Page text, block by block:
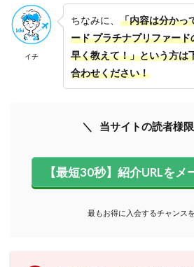
イチ
ちなみに、 「内容は分かっ
ード プラチナプリファー
早く教えて！」という方は
合わせください！
当サイトの読者様限
【最短30秒】紹介URLをメ
最もお得に入会するチャンス